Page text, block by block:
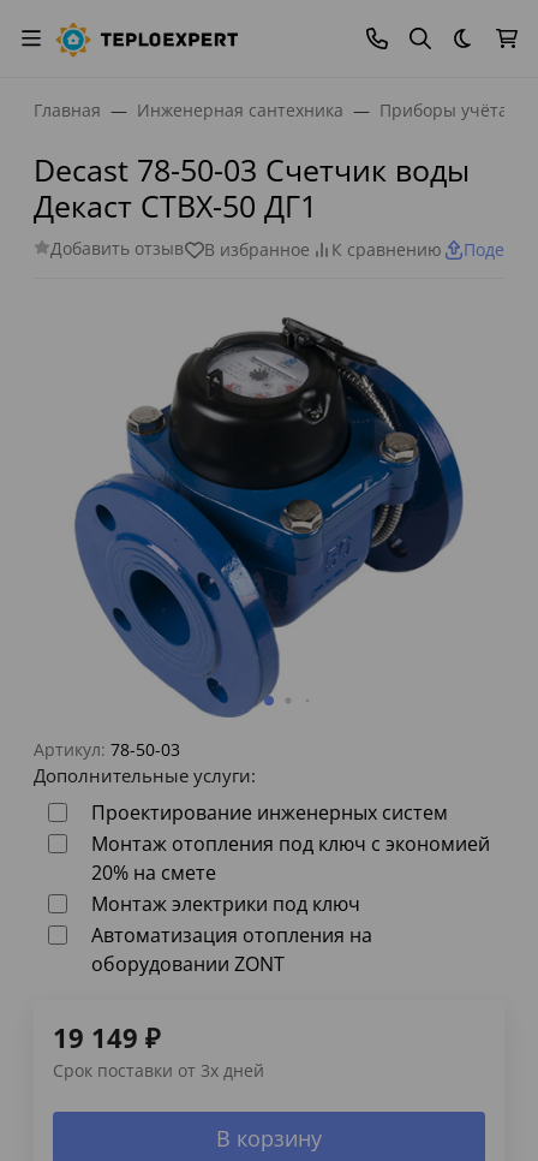
Темная
Главная Инженерная сантехника Приборы учёта
Decast 78-50-03 Счетчик воды
Декаст СТВХ-50 ДГ1
Добавить отзыв В избранное К сравнению
Артикул: 78-50-03
Дополнительные услуги:
Проектирование инженерных систем
Монтаж отопления под ключ с экономией
20% на смете
Монтаж электрики под ключ
Автоматизация отопления на
оборудовании ZONT
19 149 ₽
Срок поставки от 3х дней
В корзину